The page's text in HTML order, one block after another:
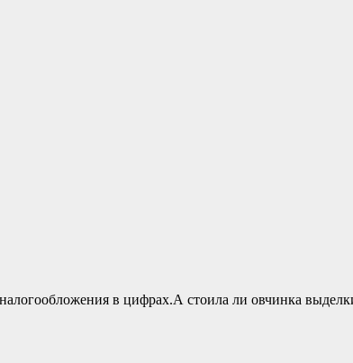
в цифрах.А стоила ли овчинка